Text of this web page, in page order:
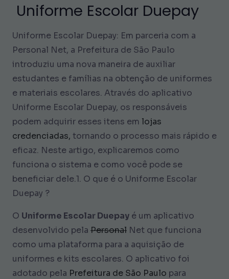
Uniforme Escolar Duepay
Uniforme Escolar Duepay: Em parceria com a
Personal Net, a Prefeitura de São Paulo
introduziu uma nova maneira de auxiliar
estudantes e famílias na obtenção de uniformes
e materiais escolares. Através do aplicativo
Uniforme Escolar Duepay, os responsáveis
podem adquirir esses itens em lojas
credenciadas, tornando o processo mais rápido e
eficaz. Neste artigo, explicaremos como
funciona o sistema e como você pode se
beneficiar dele.1. O que é o Uniforme Escolar
Duepay ?
O Uniforme Escolar Duepay é um aplicativo
desenvolvido pela Personal Net que funciona
como uma plataforma para a aquisição de
uniformes e kits escolares. O aplicativo foi
adotado pela Prefeitura de São Paulo para